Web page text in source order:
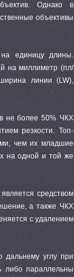
Однако в
объективы
единицу длины.
на миллиметр (пл/
линии (LW),
не более 50% ЧКХ
резкости. Топ-
чем их младшие
на одной и той же
средством
а также ЧКХ
с удалением
углу при
либо параллельны